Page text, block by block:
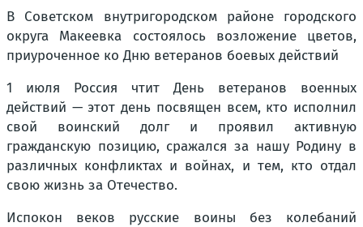
В Советском внутригородском районе городского
округа Макеевка состоялось возложение цветов,
приуроченное ко Дню ветеранов боевых действий
1 июля Россия чтит День ветеранов военных
действий — этот день посвящен всем, кто исполнил
свой воинский долг и проявил активную
гражданскую позицию, сражался за нашу Родину в
различных конфликтах и войнах, и тем, кто отдал
свою жизнь за Отечество.
Испокон веков русские воины без колебаний